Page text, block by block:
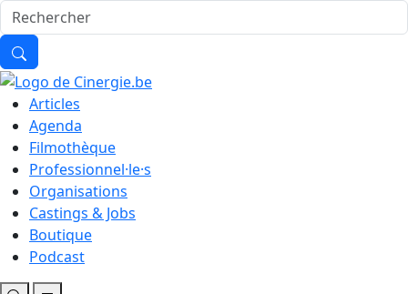
Articles
Agenda
Filmothèque
Professionnel·le·s
Organisations
Castings & Jobs
Boutique
Podcast